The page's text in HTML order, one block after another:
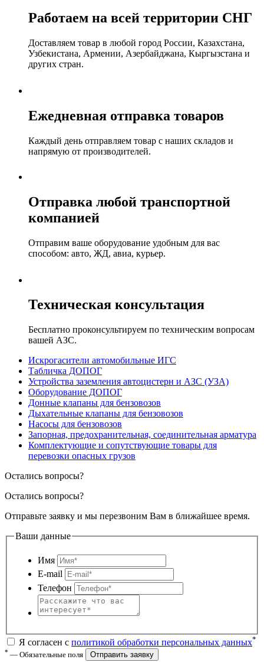
Работаем на всей территории СНГ
Доставляем товар в любой город России, Казахстана,
Узбекистана, Армении, Азербайджана, Кыргызстана и
других стран.
Ежедневная отправка товаров
Каждый день отправляем товар с наших складов и
напрямую от производителей.
Отправка любой транспортной
компанией
Отправим ваше оборудование удобным для вас
способом: авто, ЖД, авиа, курьер.
Техническая консультация
Бесплатно проконсультируем по техническим вопросам
вашей АЗС.
Искрогасители автомобильные ИГС
Табличка ДОПОГ
Устройства заземления автоцистерн и АЗС (УЗА)
Оборудование ДОПОГ
Донные клапаны для бензовозов
Дыхательные клапаны для бензовозов
Насосы для бензовозов
Запорная, предохранительная, соединительная арматура
Комплектующие и сопутствующие товары для
перевозки опасных грузов
Остались вопросы?
Остались вопросы?
Отправьте заявку и мы перезвоним Вам в ближайшее время.
Ваши данные
Имя
E-mail
Телефон
Я согласен с политикой обработки персональных данных*
* — Обязательные поля Отправить заявку